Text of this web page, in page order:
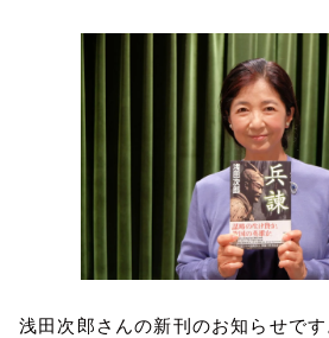
浅田次郎さんの新刊のお知らせで